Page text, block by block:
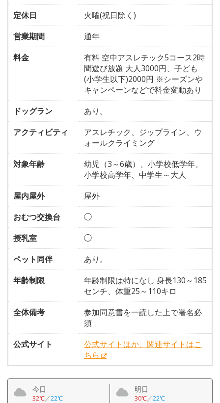
定休日
火曜(祝日除く)
営業期間
通年
料金
有料 空中アスレチック5コース2時
間遊び放題 大人3000円、子ども
(小学生以下)2000円 ※シーズンや
キャンペーンなどで料金変動あり
ドッグラン
あり。
アクティビティ
アスレチック、ジップライン、ウ
ォールクライミング
対象年齢
幼児（3～6歳）、小学校低学年、
小学校高学年、中学生～大人
屋内屋外
屋外
おむつ交換台
◯
授乳室
◯
ペット同伴
あり。
年齢制限
年齢制限は特になし 身長130～185
センチ、体重25～110キロ
全体備考
参加同意書を一読した上で署名必
須
公式サイト
公式サイトほか、関連サイトはこ
ちら
今日
32℃／22℃
明日
30℃／22℃